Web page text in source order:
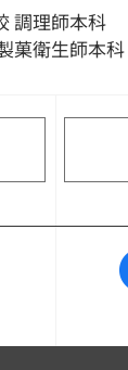
調理師本科
菓衛生師本科